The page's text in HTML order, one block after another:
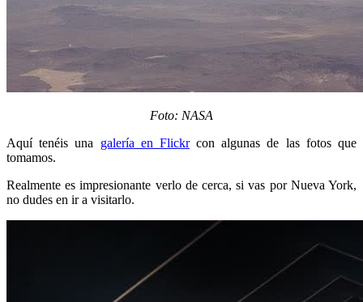
Foto: NASA
Aquí tenéis una galería en Flickrcon algunas de las fotos que
tomamos.
Realmente es impresionante verlo de cerca, si vas por Nueva York,
no dudes en ir a visitarlo.